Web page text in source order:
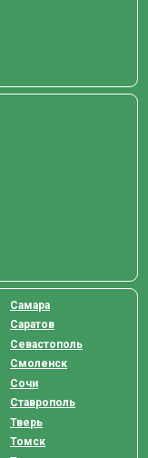
Самара
Саратов
Севастополь
Смоленск
Сочи
Ставрополь
Тверь
Томск